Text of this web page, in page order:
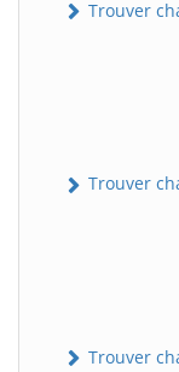
Trouver
Trouver
Trouver